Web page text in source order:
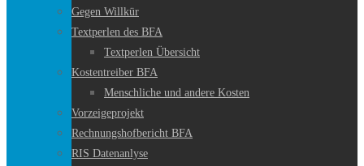
Gegen Willkür
Textperlen des BFA
Textperlen Übersicht
Kostentreiber BFA
Menschliche und andere Kosten
Vorzeigeprojekt
Rechnungshofbericht BFA
RIS Datenanlyse